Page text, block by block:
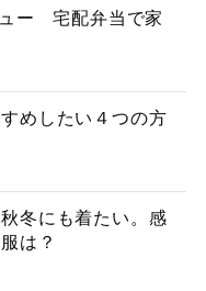
ュー 宅配弁当で家
めしたい４つの方
冬にも着たい。感
は？